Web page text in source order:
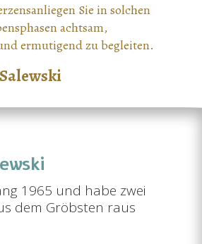
Sie in solchen
achtsam,
ermutigend zu begleiten.
1965 und habe zwei
dem Gröbsten raus